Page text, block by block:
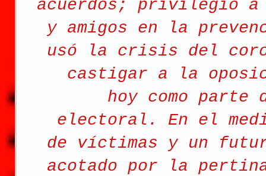
acuerdos; privilegió
y amigos en la
usó la crisis del
castigar a la
hoy como parte
electoral. En el
de víctimas y un
acotado por la